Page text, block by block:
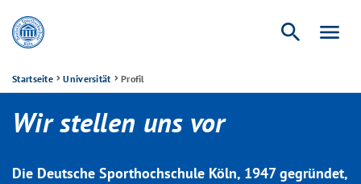
search menu
Startseite Universität Profil
Wir stellen uns vor
Die Deutsche Sporthochschule Köln, 1947 gegründet,